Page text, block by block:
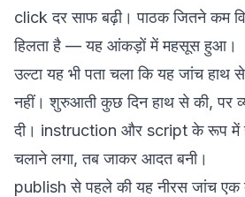
click दर साफ बढ़ी। पाठक जितने कम
हिलता है — यह आंकड़ों में महसूस हुआ।
उल्टा यह भी पता चला कि यह जांच हाथ
नहीं। शुरुआती कुछ दिन हाथ से की, पर
दी। instruction और script के रूप में
चलाने लगा, तब जाकर आदत बनी।
publish से पहले की यह नीरस जांच